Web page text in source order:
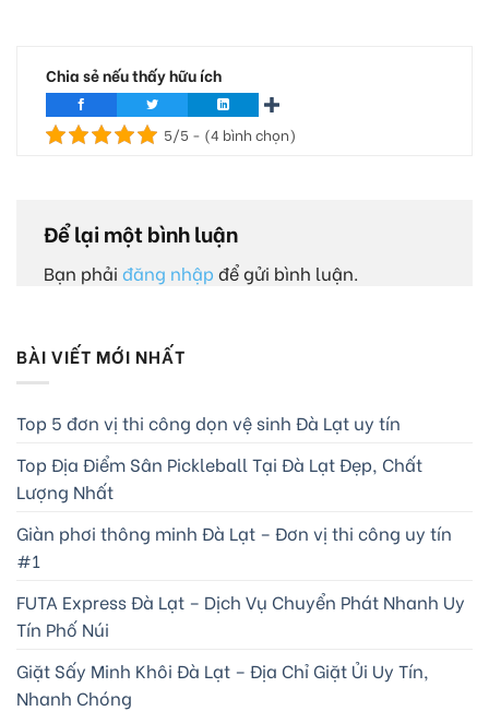
Chia sẻ nếu thấy hữu ích
5/5 - (4 bình chọn)
Để lại một bình luận
Bạn phải đăng nhập để gửi bình luận.
BÀI VIẾT MỚI NHẤT
Top 5 đơn vị thi công dọn vệ sinh Đà Lạt uy tín
Top Địa Điểm Sân Pickleball Tại Đà Lạt Đẹp, Chất
Lượng Nhất
Giàn phơi thông minh Đà Lạt – Đơn vị thi công uy tín
#1
FUTA Express Đà Lạt – Dịch Vụ Chuyển Phát Nhanh Uy
Tín Phố Núi
Giặt Sấy Minh Khôi Đà Lạt – Địa Chỉ Giặt Ủi Uy Tín,
Nhanh Chóng